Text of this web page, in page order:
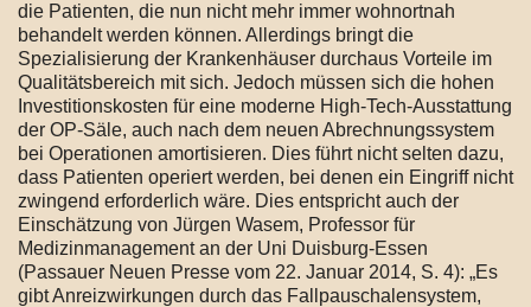
die Patienten, die nun nicht mehr immer wohnortnah
behandelt werden können. Allerdings bringt die
Spezialisierung der Krankenhäuser durchaus Vorteile im
Qualitätsbereich mit sich. Jedoch müssen sich die hohen
Investitionskosten für eine moderne High-Tech-Ausstattung
der OP-Säle, auch nach dem neuen Abrechnungssystem
bei Operationen amortisieren. Dies führt nicht selten dazu,
dass Patienten operiert werden, bei denen ein Eingriff nicht
zwingend erforderlich wäre. Dies entspricht auch der
Einschätzung von Jürgen Wasem, Professor für
Medizinmanagement an der Uni Duisburg-Essen
(Passauer Neuen Presse vom 22. Januar 2014, S. 4): „Es
gibt Anreizwirkungen durch das Fallpauschalensystem,